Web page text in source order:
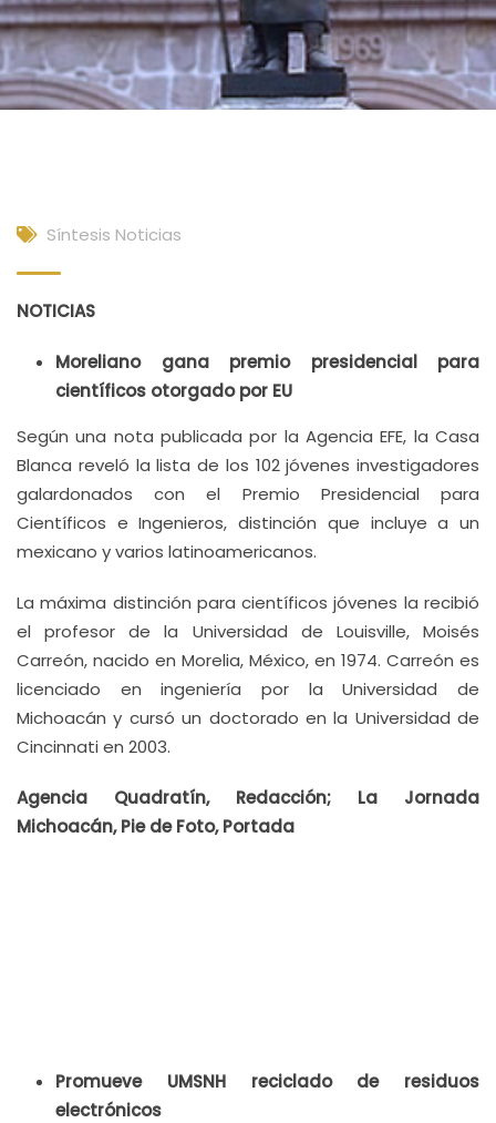
Síntesis Noticias
NOTICIAS
Moreliano gana premio presidencial para
científicos otorgado por EU
Según una nota publicada por la Agencia EFE, la Casa
Blanca reveló la lista de los 102 jóvenes investigadores
galardonados con el Premio Presidencial para
Científicos e Ingenieros, distinción que incluye a un
mexicano y varios latinoamericanos.
La máxima distinción para científicos jóvenes la recibió
el profesor de la Universidad de Louisville, Moisés
Carreón, nacido en Morelia, México, en 1974. Carreón es
licenciado en ingeniería por la Universidad de
Michoacán y cursó un doctorado en la Universidad de
Cincinnati en 2003.
Agencia Quadratín, Redacción; La Jornada
Michoacán, Pie de Foto, Portada
Promueve UMSNH reciclado de residuos
electrónicos